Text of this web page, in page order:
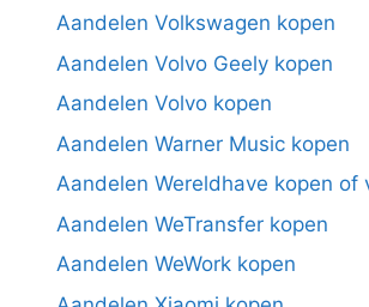
Aandelen Volkswagen kopen
Aandelen Volvo Geely kopen
Aandelen Volvo kopen
Aandelen Warner Music kopen
Aandelen Wereldhave kopen of
Aandelen WeTransfer kopen
Aandelen WeWork kopen